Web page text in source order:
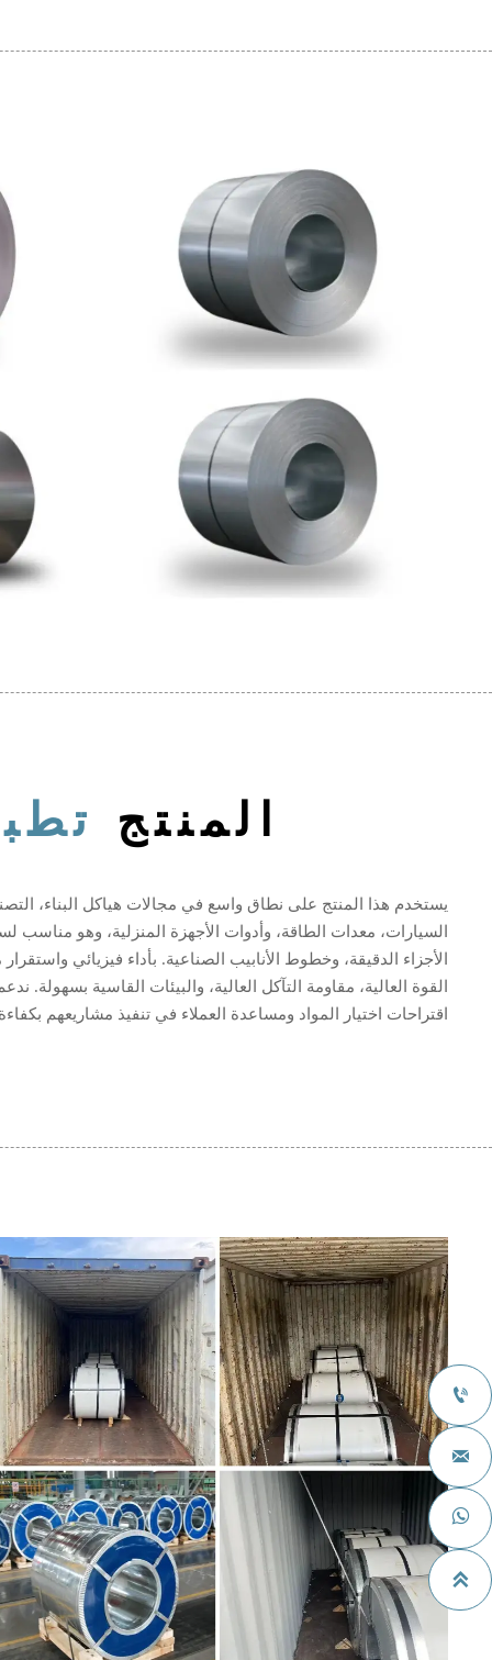
المنتج
يستخدم هذا المنتج على نطاق واسع في مجالات هياكل البناء،
السيارات، معدات الطاقة، وأدوات الأجهزة المنزلية، وهو مناسب
الأجزاء الدقيقة، وخطوط الأنابيب الصناعية. بأداء فيزيائي
القوة العالية، مقاومة التآكل العالية، والبيئات القاسية بسهولة.
اقتراحات اختيار المواد ومساعدة العملاء في تنفيذ مشاريعهم



